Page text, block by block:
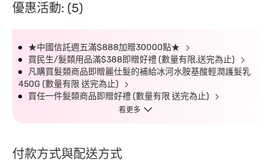
優惠活動: (5)
★中國信託週五滿$888加贈30000點★
買民生/髮類用品滿$388即贈好禮 (數量有限,送完為止)
凡購買髮類商品即贈麗仕髮的補給冰河水胺基酸輕潤護髮乳
450G (數量有限 送完為止)
買任一件髮類商品即贈好禮 (數量有限 送完為止)
看更多
付款方式與配送方式